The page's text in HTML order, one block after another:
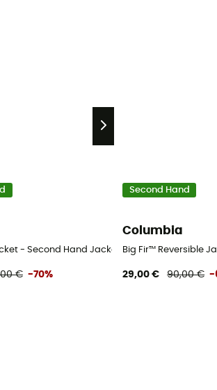
- Blau - S
- Second Hand Jacke - Kind - Blau - S
€ -70%
Second Hand
Columbia
Big Fir™ Reversible
29,00 € 90,00 € -